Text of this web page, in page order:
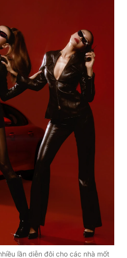
lần diễn đôi cho các nhà mốt